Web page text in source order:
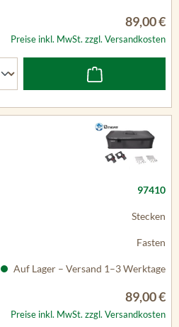
89,00 €
Preise inkl. MwSt. zzgl. Versandkosten
97410
Stecken
Fasten
Auf Lager – Versand 1–3 Werktage
89,00 €
Preise inkl. MwSt. zzgl. Versandkosten